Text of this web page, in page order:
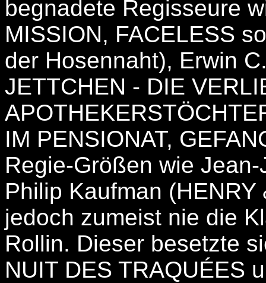
begnadete Regisseure
MISSION, FACELESS
der Hosennaht), Erwin
JETTCHEN - DIE
IM PENSIONAT,
Regie-Größen wie
Philip Kaufman
jedoch zumeist nie die
Rollin. Dieser besetzte
NUIT DES TRAQUÉES